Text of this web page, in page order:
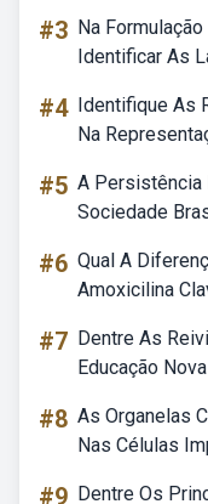
#3 Na
Identificar As
#4 Identifique As
Na
#5 A Persistência
Sociedade
#6 Qual A
Amoxicilina
#7 Dentre As
Educação
#8 As Organelas
Nas Células
#9 Dentre Os